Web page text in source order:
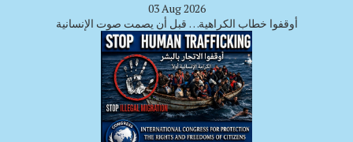
03 Aug 2026
أوقفوا خطاب الكراهية… قبل أن يصمت صوت الإنسانية